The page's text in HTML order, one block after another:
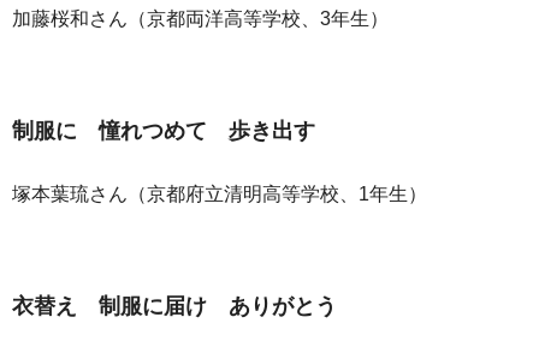
加藤桜和さん（京都両洋高等学校、3年生）
制服に 憧れつめて 歩き出す
塚本葉琉さん（京都府立清明高等学校、1年生）
衣替え 制服に届け ありがとう